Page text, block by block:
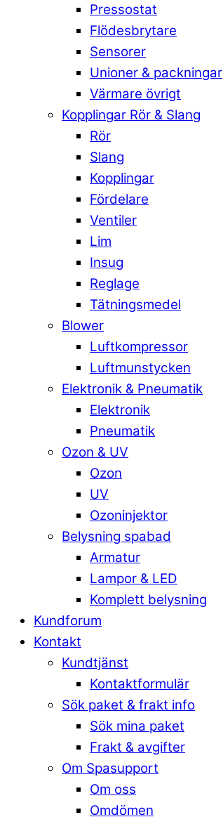
Pressostat
Flödesbrytare
Sensorer
Unioner & packningar
Värmare övrigt
Kopplingar Rör & Slang
Rör
Slang
Kopplingar
Fördelare
Ventiler
Lim
Insug
Reglage
Tätningsmedel
Blower
Luftkompressor
Luftmunstycken
Elektronik & Pneumatik
Elektronik
Pneumatik
Ozon & UV
Ozon
UV
Ozoninjektor
Belysning spabad
Armatur
Lampor & LED
Komplett belysning
Kundforum
Kontakt
Kundtjänst
Kontaktformulär
Sök paket & frakt info
Sök mina paket
Frakt & avgifter
Om Spasupport
Om oss
Omdömen